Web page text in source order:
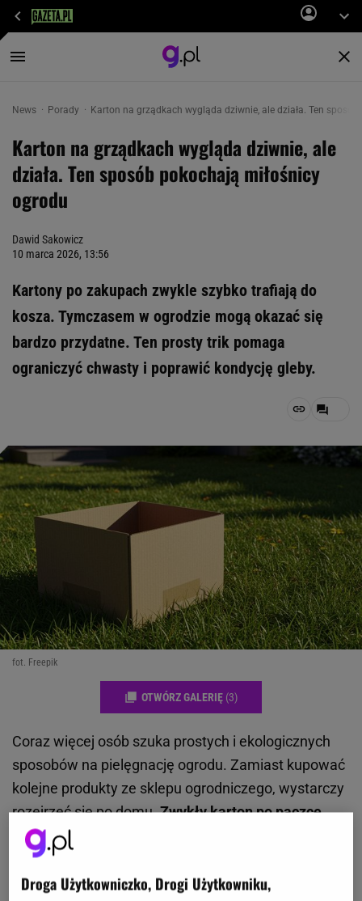
News Porady Karton na grządkach wygląda dziwnie, ale działa. Ten
Karton na grządkach wygląda dziwnie, ale
działa. Ten sposób pokochają miłośnicy
ogrodu
Dawid Sakowicz
10 marca 2026, 13:56
Kartony po zakupach zwykle szybko trafiają do
kosza. Tymczasem w ogrodzie mogą okazać się
bardzo przydatne. Ten prosty trik pomaga
ograniczyć chwasty i poprawić kondycję gleby.
fot. Freepik
OTWÓRZ GALERIĘ (3)
Coraz więcej osób szuka prostych i ekologicznych
sposobów na pielęgnację ogrodu. Zamiast kupować
kolejne produkty ze sklepu ogrodniczego, wystarczy
rozejrzeć się po domu.Zwykły karton po paczce
może stać się sprytnym wsparciem dla roślin.
niepozorny materiał działa jak naturalna bariera,
która chroni ziemię i jednocześnie poprawia jej
Droga Użytkowniczko, Drogi Użytkowniku,